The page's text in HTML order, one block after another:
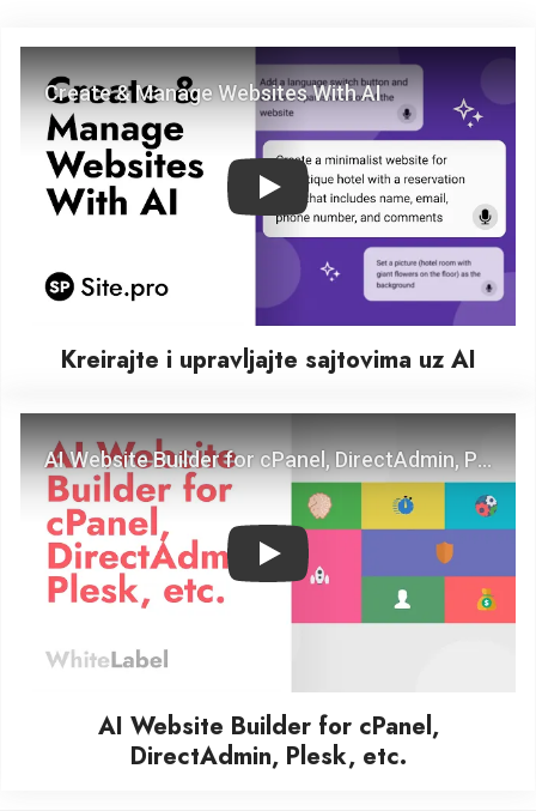
Play
Kreirajte i upravljajte sajtovima uz AI
Play
AI Website Builder for cPanel,
DirectAdmin, Plesk, etc.